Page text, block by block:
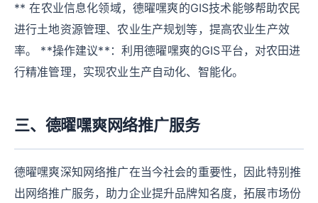
** 在农业信息化领域，德曜嘿爽的GIS技术能够帮助农民
进行土地资源管理、农业生产规划等，提高农业生产效
率。 **操作建议**：利用德曜嘿爽的GIS平台，对农田进
行精准管理，实现农业生产自动化、智能化。
三、德曜嘿爽网络推广服务
德曜嘿爽深知网络推广在当今社会的重要性，因此特别推
出网络推广服务，助力企业提升品牌知名度，拓展市场份